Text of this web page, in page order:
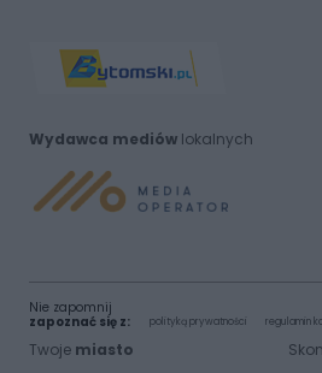
Wydawca mediówlokalnych
Nie zapomnij
zapoznać się z:
polityką prywatności regulamin
Twoje miasto